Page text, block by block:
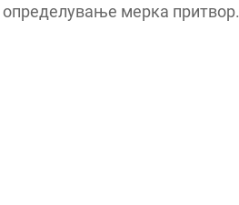
определување мерка притвор.